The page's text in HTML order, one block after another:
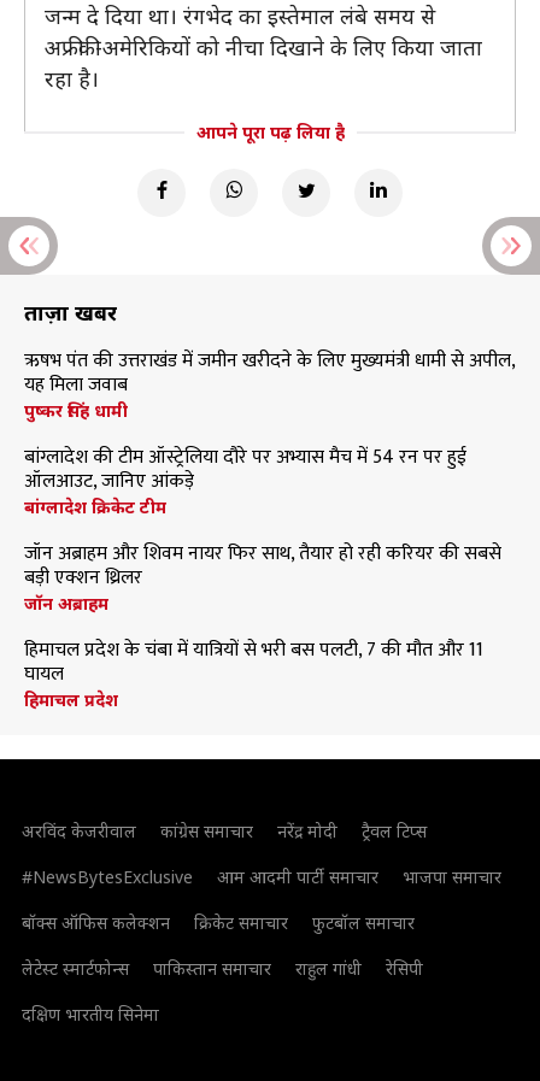
जन्म दे दिया था। रंगभेद का इस्तेमाल लंबे समय से
अफ्रीकी-अमेरिकियों को नीचा दिखाने के लिए किया जाता
रहा है।
आपने पूरा पढ़ लिया है
ताज़ा खबरें
ऋषभ पंत की उत्तराखंड में जमीन खरीदने के लिए मुख्यमंत्री धामी से अपील,
यह मिला जवाब
पुष्कर सिंह धामी
बांग्लादेश की टीम ऑस्ट्रेलिया दौरे पर अभ्यास मैच में 54 रन पर हुई
ऑलआउट, जानिए आंकड़े
बांग्लादेश क्रिकेट टीम
जॉन अब्राहम और शिवम नायर फिर साथ, तैयार हो रही करियर की सबसे
बड़ी एक्शन थ्रिलर
जॉन अब्राहम
हिमाचल प्रदेश के चंबा में यात्रियों से भरी बस पलटी, 7 की मौत और 11
घायल
हिमाचल प्रदेश
अरविंद केजरीवाल कांग्रेस समाचार नरेंद्र मोदी
ट्रैवल टिप्स
#NewsBytesExclusive
आम आदमी पार्टी समाचार
भाजपा समाचार
बॉक्स ऑफिस कलेक्शन
क्रिकेट समाचार
फुटबॉल समाचार
लेटेस्ट स्मार्टफोन्स
पाकिस्तान समाचार राहुल गांधी
रेसिपी
दक्षिण भारतीय सिनेमा